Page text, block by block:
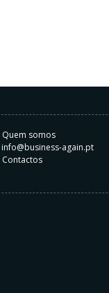
Quem somos
info@business-again.pt
Contactos